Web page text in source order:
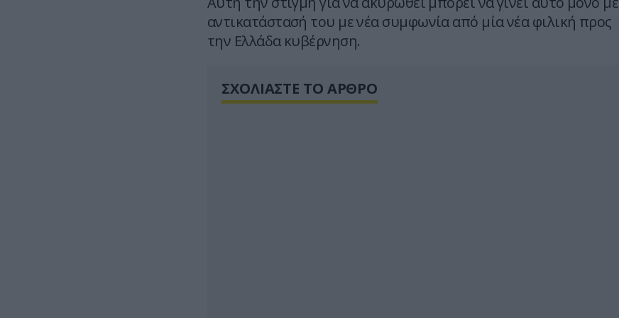
αντικατάστασή του με νέα συμφωνία από μία νέα φιλική προς
την Ελλάδα κυβέρνηση.
ΣΧΟΛΙΑΣΤΕ ΤΟ ΑΡΘΡΟ